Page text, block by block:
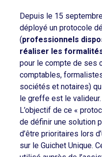
Depuis le 15
déployé un protocole
(professionnels
réaliser les
pour le compte de ses
comptables,
sociétés et notaires)
le greffe est le valideur.
L’objectif de ce «
de définir une solution
d’être prioritaires lors
sur le Guichet Unique.